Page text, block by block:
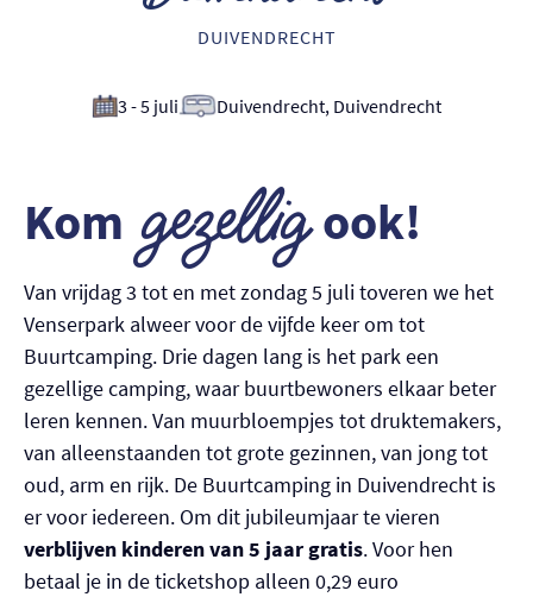
Nederlands
DUIVENDRECHT
3 - 5 juli Duivendrecht, Duivendrecht
Komgezelligook!
Van vrijdag 3 tot en met zondag 5 juli toveren we het
Venserpark alweer voor de vijfde keer om tot
Buurtcamping. Drie dagen lang is het park een
gezellige camping, waar buurtbewoners elkaar beter
leren kennen. Van muurbloempjes tot druktemakers,
van alleenstaanden tot grote gezinnen, van jong tot
oud, arm en rijk. De Buurtcamping in Duivendrecht is
er voor iedereen. Om dit jubileumjaar te vieren
verblijven kinderen van 5 jaar gratis. Voor hen
betaal je in de ticketshop alleen 0,29 euro